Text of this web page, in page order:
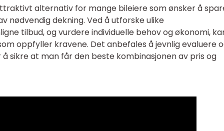
alternativ for mange bileiere som ønsker å
nødvendig dekning. Ved å utforske ulike
tilbud, og vurdere individuelle behov og økonomi,
oppfyller kravene. Det anbefales å jevnlig evaluere
sikre at man får den beste kombinasjonen av pris og